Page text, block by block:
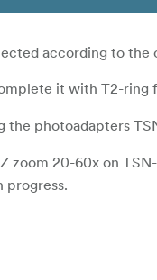
according to the
it with T2-ring
the photoadapters
zoom 20-60x on
progress.